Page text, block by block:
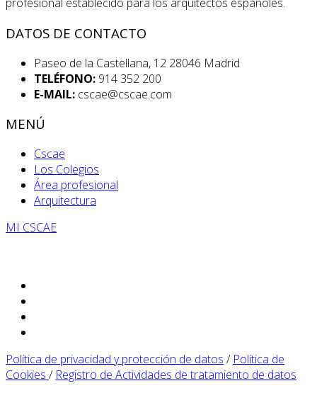
DATOS DE CONTACTO
Paseo de la Castellana, 12 28046 Madrid
TELÉFONO: 914 352 200
E-MAIL: cscae@cscae.com
MENÚ
Cscae
Los Colegios
Área profesional
Arquitectura
MI CSCAE
Política de privacidad y protección de datos / Política de
Cookies / Registro de Actividades de tratamiento de datos